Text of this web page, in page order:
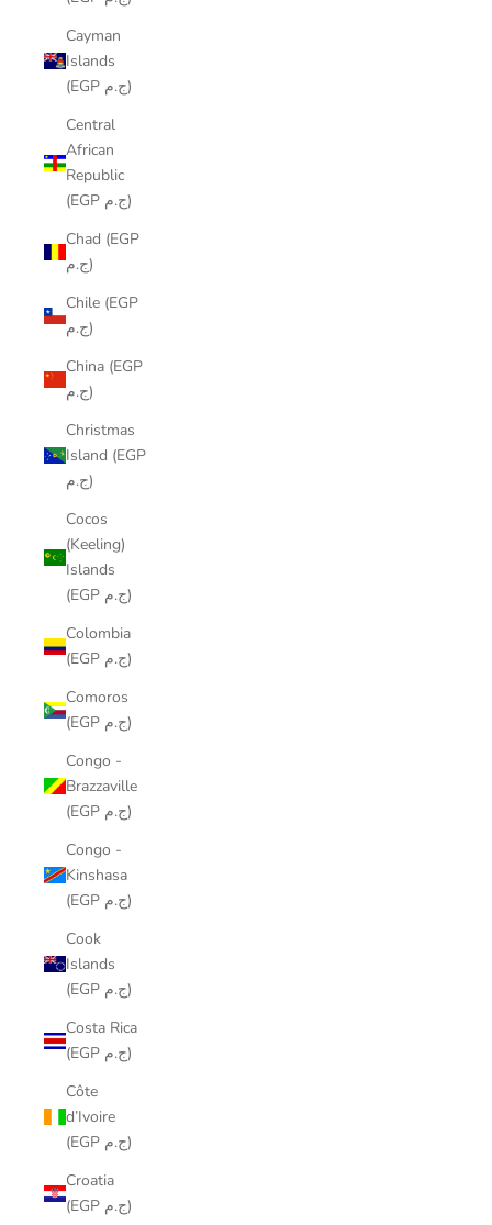
Cayman
Islands
(EGP ج.م)
Central
African
Republic
(EGP ج.م)
Chad (EGP
ج.م)
Chile (EGP
ج.م)
China (EGP
ج.م)
Christmas
Island (EGP
ج.م)
Cocos
(Keeling)
Islands
(EGP ج.م)
Colombia
(EGP ج.م)
Comoros
(EGP ج.م)
Congo -
Brazzaville
(EGP ج.م)
Congo -
Kinshasa
(EGP ج.م)
Cook
Islands
(EGP ج.م)
Costa Rica
(EGP ج.م)
Côte
d’Ivoire
(EGP ج.م)
Croatia
(EGP ج.م)